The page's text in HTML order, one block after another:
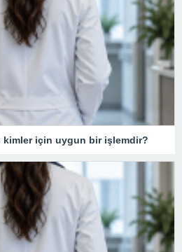
kimler için uygun bir işlemdir?